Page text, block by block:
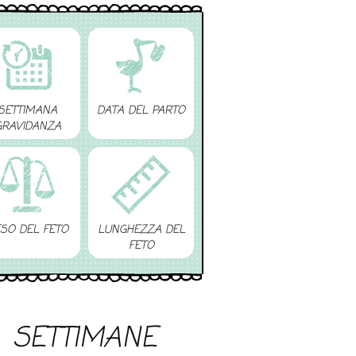
DATA DEL PARTO
DEL FETO
LUNGHEZZA DEL
FETO
SETTIMANE